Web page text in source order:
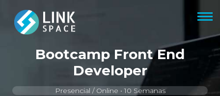
Bootcamp Front End
Developer
Presencial / Online • 10 Semanas